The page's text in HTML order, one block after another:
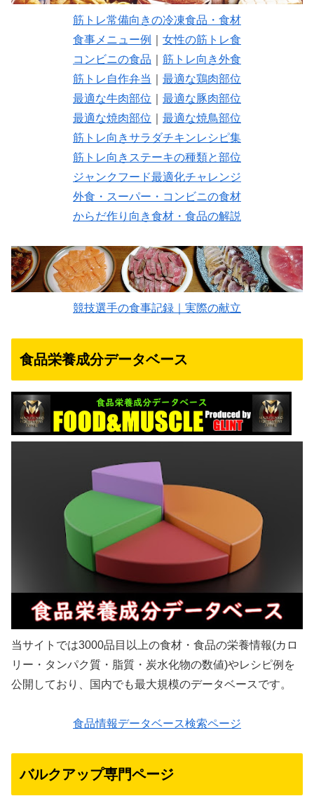
筋トレ常備向きの冷凍食品・食材
食事メニュー例
女性の筋トレ食
コンビニの食品
筋トレ向き外食
筋トレ自作弁当
最適な鶏肉部位
最適な牛肉部位
最適な豚肉部位
最適な焼肉部位
最適な焼鳥部位
筋トレ向きサラダチキンレシピ集
筋トレ向きステーキの種類と部位
ジャンクフード最適化チャレンジ
外食・スーパー・コンビニの食材
からだ作り向き食材・食品の解説
競技選手の食事記録｜実際の献立
食品栄養成分データベース
当サイトでは3000品目以上の食材・食品の栄養情報(カロ
リー・タンパク質・脂質・炭水化物の数値)やレシピ例を
公開しており、国内でも最大規模のデータベースです。
食品情報データベース検索ページ
バルクアップ専門ページ